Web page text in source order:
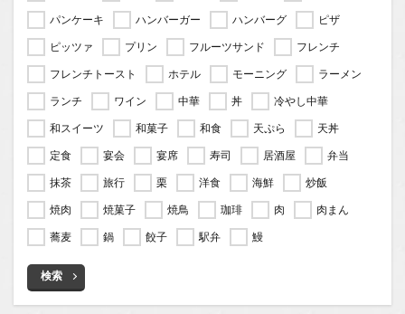
パンケーキ
ハンバーガー ハンバーグ
ピザ
ピッツァ
プリン フルーツサンド
フレンチ
フレンチトースト
ホテル モーニング
ラーメン
ランチ
ワイン 中華 丼
冷やし中華
和スイーツ
和菓子 和食 天ぷら
天丼
定食
宴会 宴席 寿司 居酒屋
弁当
抹茶
旅行 栗 洋食 海鮮
炒飯
焼肉
焼菓子 焼鳥 珈琲 肉
肉まん
蕎麦
鍋 餃子 駅弁 鰻
検索